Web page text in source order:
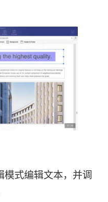
式编辑文本，并调